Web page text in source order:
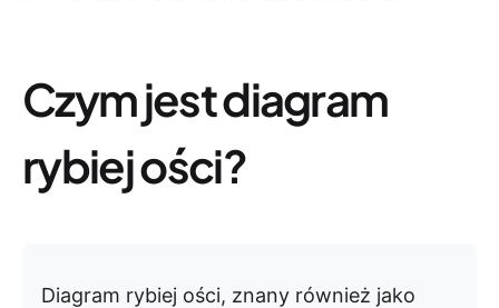
Czym jest diagram
rybiej ości?
Diagram rybiej ości, znany również jako